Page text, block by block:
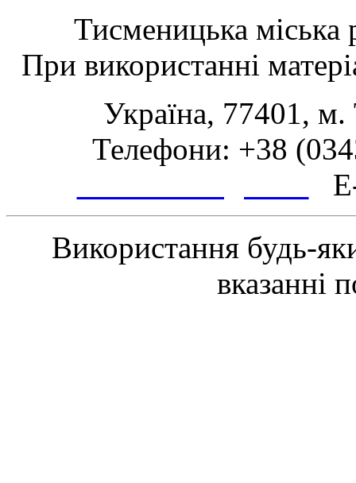
Тисменицька міська
При використанні
Україна, 77401,
Телефони: +38
Використання будь-
вказанні